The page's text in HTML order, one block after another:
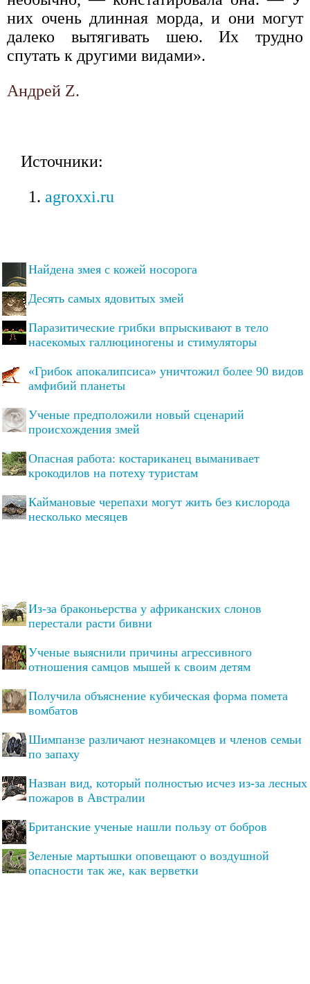
них очень длинная морда, и они могут
далеко вытягивать шею. Их трудно
спутать к другими видами».
Андрей Z.
Источники:
agroxxi.ru
Найдена змея с кожей носорога
Десять самых ядовитых змей
Паразитические грибки впрыскивают в тело
насекомых галлюциногены и стимуляторы
«Грибок апокалипсиса» уничтожил более 90 видов
амфибий планеты
Ученые предположили новый сценарий
происхождения змей
Опасная работа: костариканец выманивает
крокодилов на потеху туристам
Каймановые черепахи могут жить без кислорода
несколько месяцев
Из-за браконьерства у африканских слонов
перестали расти бивни
Ученые выяснили причины агрессивного
отношения самцов мышей к своим детям
Получила объяснение кубическая форма помета
вомбатов
Шимпанзе различают незнакомцев и членов семьи
по запаху
Назван вид, который полностью исчез из-за лесных
пожаров в Австралии
Британские ученые нашли пользу от бобров
Зеленые мартышки оповещают о воздушной
опасности так же, как верветки